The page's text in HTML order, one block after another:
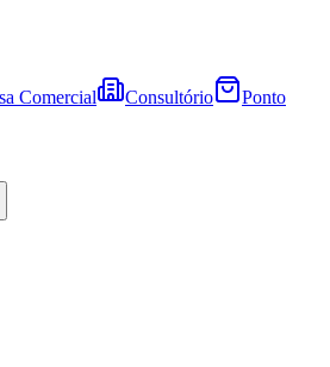
Comercial Consultório
Ponto